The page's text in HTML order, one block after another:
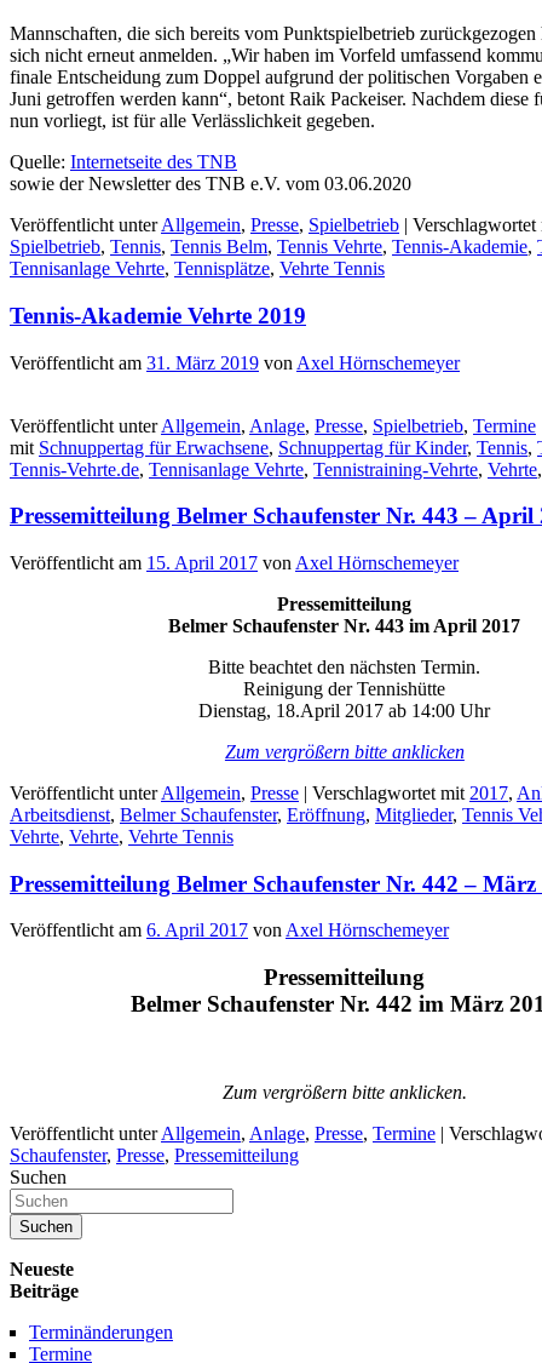
Mannschaften, die sich bereits vom Punktspielbetrieb zurückgezogen
sich nicht erneut anmelden. „Wir haben im Vorfeld umfassend
finale Entscheidung zum Doppel aufgrund der politischen Vorgaben
Juni getroffen werden kann“, betont Raik Packeiser. Nachdem diese
nun vorliegt, ist für alle Verlässlichkeit gegeben.
Quelle: Internetseite des TNB
sowie der Newsletter des TNB e.V. vom 03.06.2020
Veröffentlicht unter Allgemein, Presse, Spielbetrieb | Verschlagwortet
Spielbetrieb, Tennis, Tennis Belm, Tennis Vehrte, Tennis-Akademie,
Tennisanlage Vehrte, Tennisplätze, Vehrte Tennis
Tennis-Akademie Vehrte 2019
Veröffentlicht am 31. März 2019 von Axel Hörnschemeyer
Veröffentlicht unter Allgemein, Anlage, Presse, Spielbetrieb, Termine
mit Schnuppertag für Erwachsene, Schnuppertag für Kinder, Tennis,
Tennis-Vehrte.de, Tennisanlage Vehrte, Tennistraining-Vehrte, Vehrte
Pressemitteilung Belmer Schaufenster Nr. 443 – April
Veröffentlicht am 15. April 2017 von Axel Hörnschemeyer
Pressemitteilung
Belmer Schaufenster Nr. 443 im April 2017
Bitte beachtet den nächsten Termin.
Reinigung der Tennishütte
Dienstag, 18.April 2017 ab 14:00 Uhr
Zum vergrößern bitte anklicken
Veröffentlicht unter Allgemein, Presse | Verschlagwortet mit 2017,
Arbeitsdienst, Belmer Schaufenster, Eröffnung, Mitglieder, Tennis
Vehrte, Vehrte, Vehrte Tennis
Pressemitteilung Belmer Schaufenster Nr. 442 – März
Veröffentlicht am 6. April 2017 von Axel Hörnschemeyer
Pressemitteilung
Belmer Schaufenster Nr. 442 im März
Zum vergrößern bitte anklicken.
Veröffentlicht unter Allgemein, Anlage, Presse, Termine |
Schaufenster, Presse, Pressemitteilung
Suchen
Neueste
Beiträge
Terminänderungen
Termine